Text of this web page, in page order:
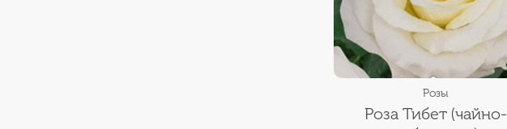
Розы
Роза Тибет (чайно-